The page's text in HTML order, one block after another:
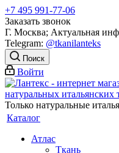
+7 495 991-77-06
Заказать звонок
Г. Москва; Актуальная
Telegram: @tkanilanteks
Поиск
Войти
Только натуральные
Каталог
Атлас
Ткань